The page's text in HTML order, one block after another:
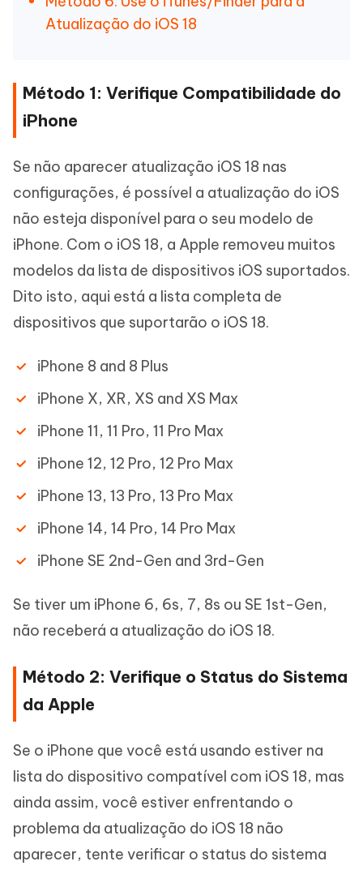
Atualização do iOS 18
Método 1: Verifique Compatibilidade do
iPhone
Se não aparecer atualização iOS 18 nas
configurações, é possível a atualização do iOS
não esteja disponível para o seu modelo de
iPhone. Com o iOS 18, a Apple removeu muitos
modelos da lista de dispositivos iOS suportados.
Dito isto, aqui está a lista completa de
dispositivos que suportarão o iOS 18.
iPhone 8 and 8 Plus
iPhone X, XR, XS and XS Max
iPhone 11, 11 Pro, 11 Pro Max
iPhone 12, 12 Pro, 12 Pro Max
iPhone 13, 13 Pro, 13 Pro Max
iPhone 14, 14 Pro, 14 Pro Max
iPhone SE 2nd-Gen and 3rd-Gen
Se tiver um iPhone 6, 6s, 7, 8s ou SE 1st-Gen,
não receberá a atualização do iOS 18.
Método 2: Verifique o Status do Sistema
da Apple
Se o iPhone que você está usando estiver na
lista do dispositivo compatível com iOS 18, mas
ainda assim, você estiver enfrentando o
problema da atualização do iOS 18 não
aparecer, tente verificar o status do sistema